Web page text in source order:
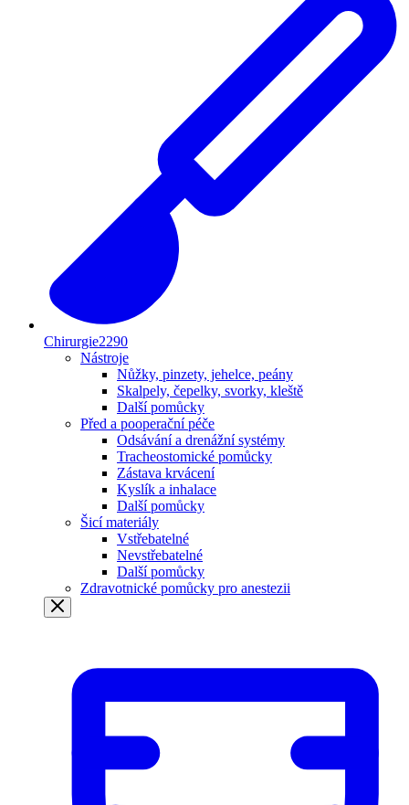
Chirurgie2290
Nástroje
Nůžky, pinzety, jehelce, peány
Skalpely, čepelky, svorky, kleště
Další pomůcky
Před a pooperační péče
Odsávání a drenážní systémy
Tracheostomické pomůcky
Zástava krvácení
Kyslík a inhalace
Další pomůcky
Šicí materiály
Vstřebatelné
Nevstřebatelné
Další pomůcky
Zdravotnické pomůcky pro anestezii